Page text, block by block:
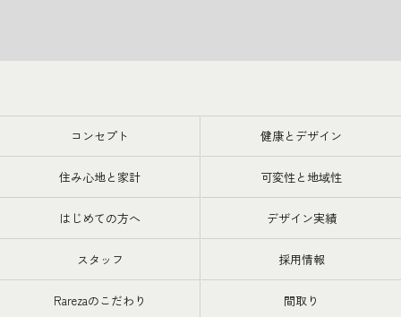
コンセプト 健康とデザイン
住み心地と家計 可変性と地域性
はじめての方へ デザイン実績
スタッフ 採用情報
Rarezaのこだわり 間取り